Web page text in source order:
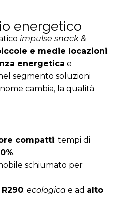
energetico
impulse snack &
e medie locazioni.
energetica e
segmento soluzioni
cambia, la qualità
compatti: tempi di
.
schiumato per
R290: ecologica e ad alto